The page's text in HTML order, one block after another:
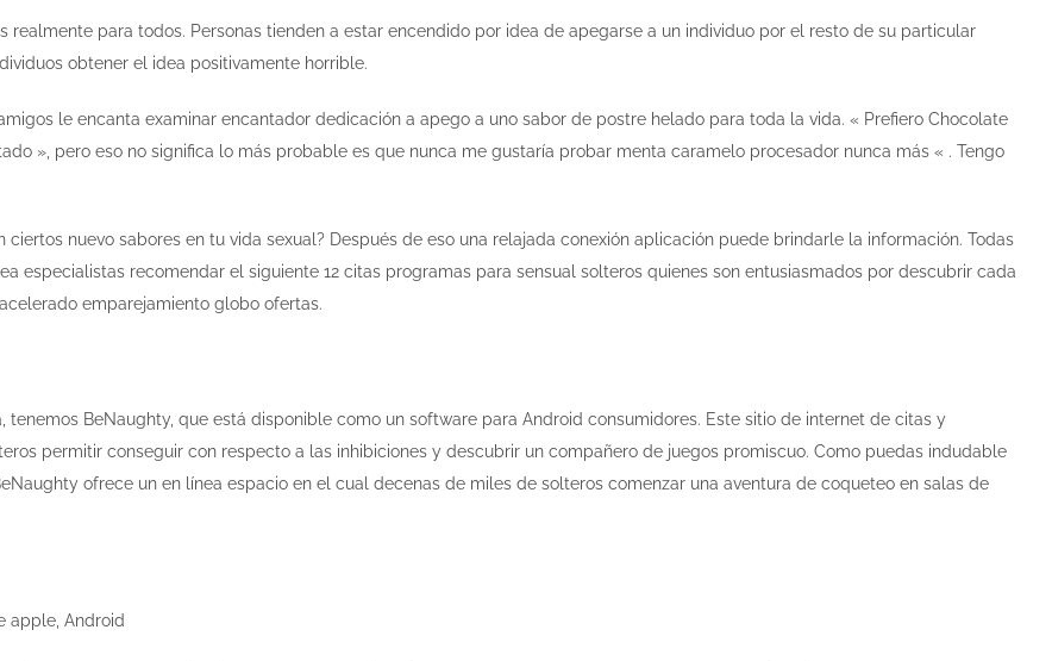
realmente para todos. Personas tienden a estar encendido por idea de apegarse a un individuo por el resto de su particular
obtener el idea positivamente horrible.
le encanta examinar encantador dedicación a apego a uno sabor de postre helado para toda la vida. « Prefiero Chocolate
», pero eso no significa lo más probable es que nunca me gustaría probar menta caramelo procesador nunca más « . Tengo
ciertos nuevo sabores en tu vida sexual? Después de eso una relajada conexión aplicación puede brindarle la información. Todas
especialistas recomendar el siguiente 12 citas programas para sensual solteros quienes son entusiasmados por descubrir cada
emparejamiento globo ofertas.
tenemos BeNaughty, que está disponible como un software para Android consumidores. Este sitio de internet de citas y
permitir conseguir con respecto a las inhibiciones y descubrir un compañero de juegos promiscuo. Como puedas indudable
ofrece un en línea espacio en el cual decenas de miles de solteros comenzar una aventura de coqueteo en salas de
apple, Android